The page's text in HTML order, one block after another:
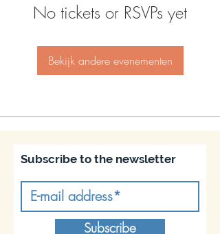
No tickets or RSVPs yet
Bekijk andere evenementen
Subscribe to the newsletter
Subscribe